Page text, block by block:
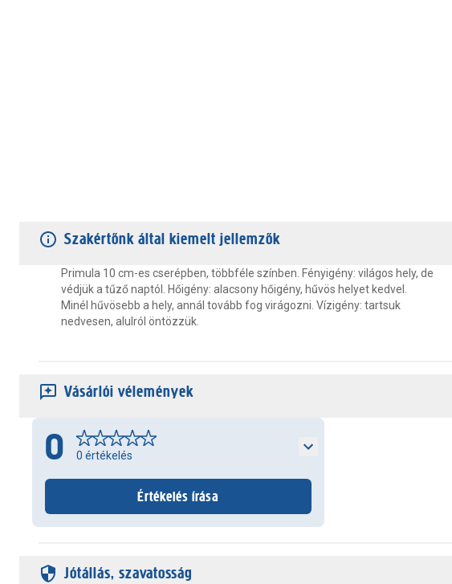
Szakértőnk által kiemelt jellemzők
Primula 10 cm-es cserépben, többféle színben. Fényigény: világos hely, de
védjük a tűző naptól. Hőigény: alacsony hőigény, hűvös helyet kedvel.
Minél hűvösebb a hely, annál tovább fog virágozni. Vízigény: tartsuk
nedvesen, alulról öntözzük.
Vásárlói vélemények
0 0 értékelés
Értékelés írása
Jótállás, szavatosság